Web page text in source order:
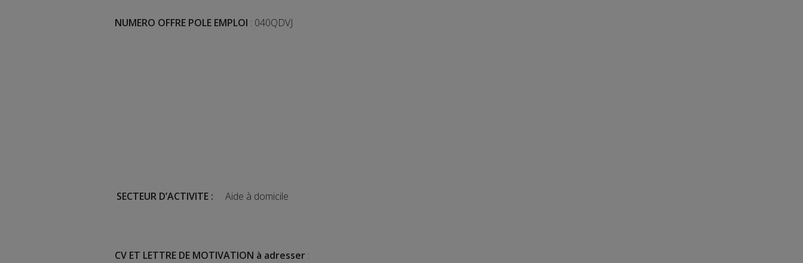
NUMERO OFFRE POLE EMPLOI : 040QDVJ
SECTEUR D’ACTIVITE : Aide à domicile
CV ET LETTRE DE MOTIVATION à adresser :